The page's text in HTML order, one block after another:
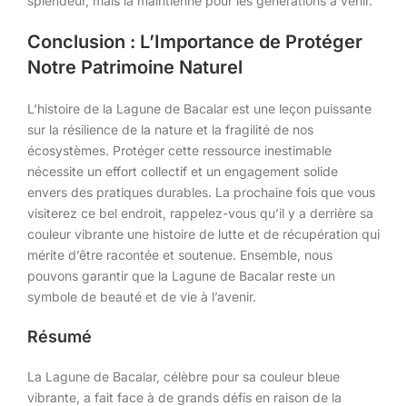
Conclusion : L’Importance de Protéger
Notre Patrimoine Naturel
L’histoire de la Lagune de Bacalar est une leçon puissante
sur la résilience de la nature et la fragilité de nos
écosystèmes. Protéger cette ressource inestimable
nécessite un effort collectif et un engagement solide
envers des pratiques durables. La prochaine fois que vous
visiterez ce bel endroit, rappelez-vous qu’il y a derrière sa
couleur vibrante une histoire de lutte et de récupération qui
mérite d’être racontée et soutenue. Ensemble, nous
pouvons garantir que la Lagune de Bacalar reste un
symbole de beauté et de vie à l’avenir.
Résumé
La Lagune de Bacalar, célèbre pour sa couleur bleue
vibrante, a fait face à de grands défis en raison de la